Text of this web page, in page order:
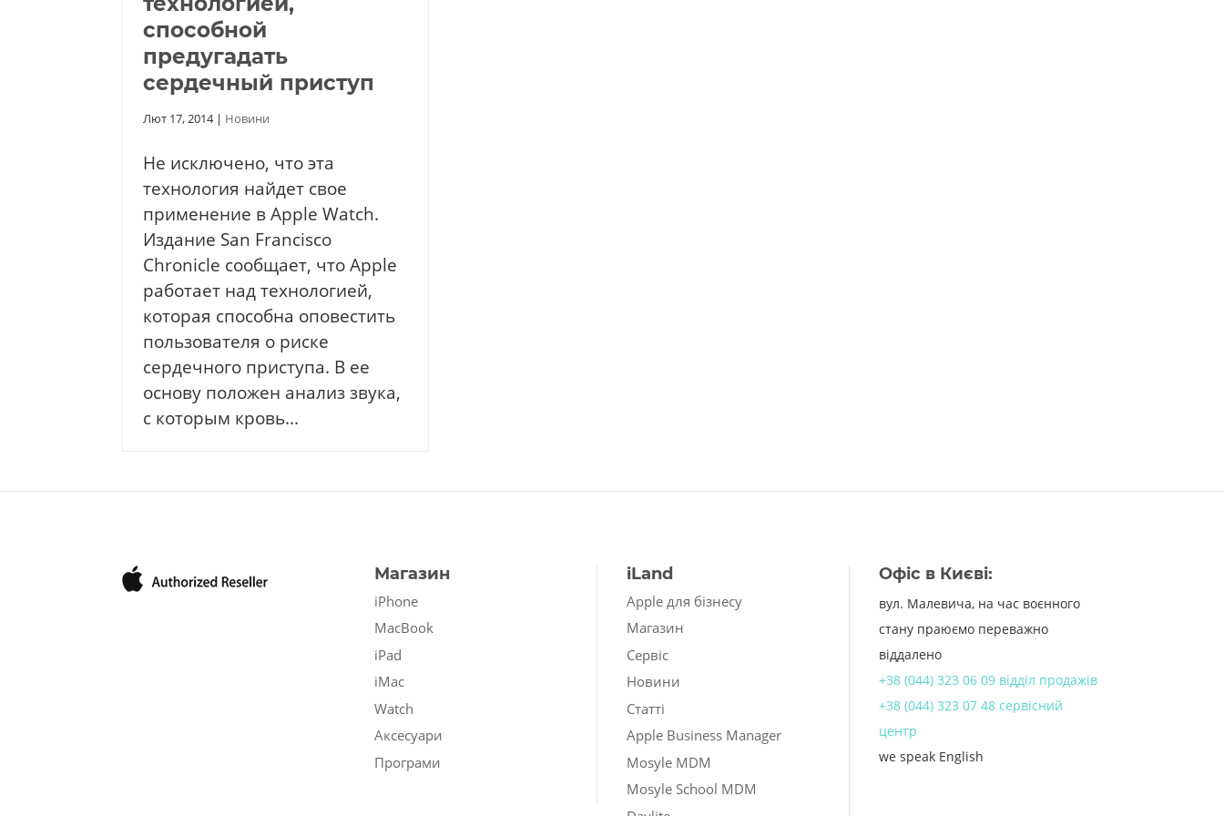
способной
предугадать
сердечный приступ
Лют 17, 2014| Новини
Не исключено, что эта
технология найдет свое
применение в Apple Watch.
Издание San Francisco
Chronicle сообщает, что Apple
работает над технологией,
которая способна оповестить
пользователя о риске
сердечного приступа. В ее
основу положен анализ звука,
с которым кровь...
Магазин
iPhone
MacBook
iPad
iMac
Watch
Аксесуари
Програми
iLand
Apple для бізнесу
Магазин
Сервіс
Новини
Статті
Apple Business Manager
Mosyle MDM
Mosyle School MDM
Офіс в Києві:
вул. Малевича, на час воєнного
стану праюємо переважно
віддалено
+38 (044) 323 06 09 відділ продажів
+38 (044) 323 07 48 сервісний
центр
we speak English